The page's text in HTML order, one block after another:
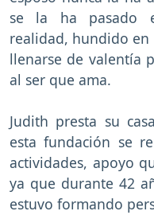
se la ha pasado
realidad, hundido en
llenarse de valentía
al ser que ama.
Judith presta su
esta fundación se
actividades, apoyo
ya que durante 42
estuvo formando